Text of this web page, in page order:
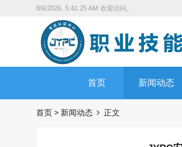
8/6/2026, 5:41:26 AM 欢迎访问。
首页 新闻动态
首页 > 新闻动态 正文